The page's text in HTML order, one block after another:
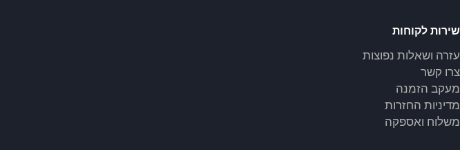
שירות לקוחות
עזרה ושאלות נפוצות
צרו קשר
מעקב הזמנה
מדיניות החזרות
משלוח ואספקה